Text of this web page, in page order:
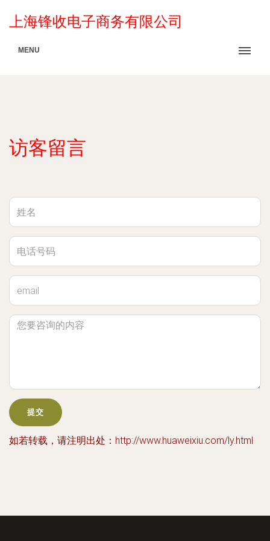
上海锋收电子商务有限公司
MENU
访客留言
如若转载，请注明出处：http://www.huaweixiu.com/ly.html